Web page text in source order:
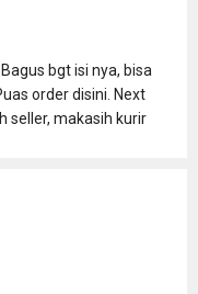
bgt isi nya, bisa
order disini. Next
seller, makasih kurir